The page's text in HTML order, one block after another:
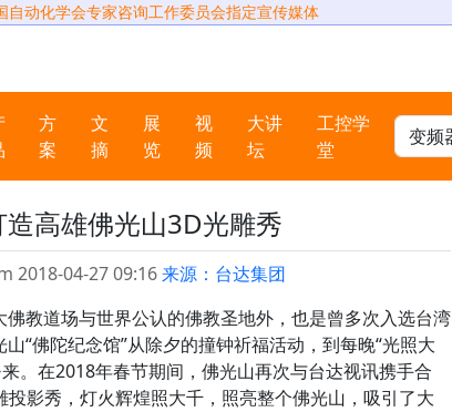
自动化学会专家咨询工作委员会指定宣传媒体
方
案
文
摘
展
览
视
频
大讲
坛
工控学
堂
高雄佛光山3D光雕秀
2018-04-27 09:16来源：台达集团
教道场与世界公认的佛教圣地外，也是曾多次入选台湾
“佛陀纪念馆”从除夕的撞钟祈福活动，到每晚“光照大
。在2018年春节期间，佛光山再次与台达视讯携手合
影秀，灯火辉煌照大千，照亮整个佛光山，吸引了大